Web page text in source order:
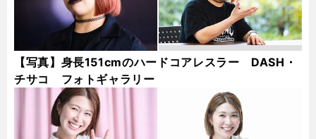
【写真】身長151cmのハードコアレスラー DASH・
チサコ フォトギャラリー